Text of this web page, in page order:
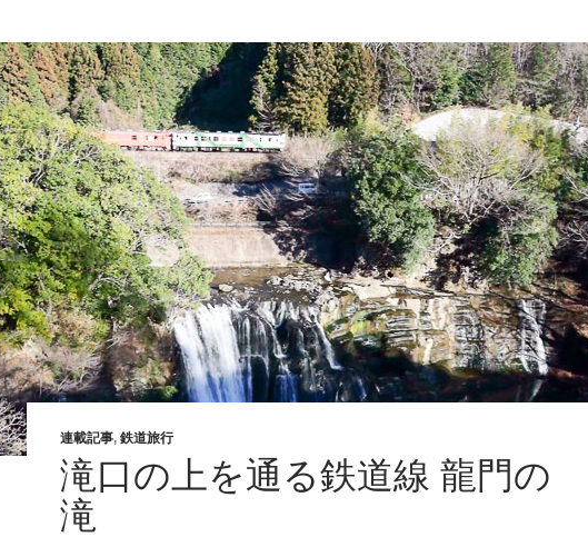
連載記事, 鉄道旅行
滝口の上を通る鉄道線 龍門の
滝